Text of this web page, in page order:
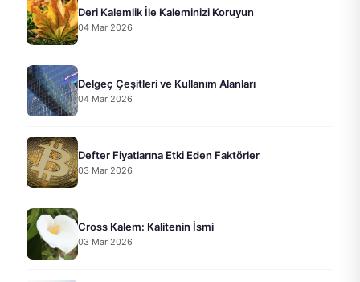
Deri Kalemlik İle Kaleminizi Koruyun
04 Mar 2026
Delgeç Çeşitleri ve Kullanım Alanları
04 Mar 2026
Defter Fiyatlarına Etki Eden Faktörler
03 Mar 2026
Cross Kalem: Kalitenin İsmi
03 Mar 2026